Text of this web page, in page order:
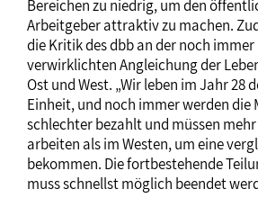
Bereichen zu niedrig, um den
Arbeitgeber attraktiv zu machen.
die Kritik des dbb an der noch
verwirklichten Angleichung der
Ost und West. „Wir leben im Jahr 28
Einheit, und noch immer werden die
schlechter bezahlt und müssen
arbeiten als im Westen, um eine
bekommen. Die fortbestehende
muss schnellst möglich beendet